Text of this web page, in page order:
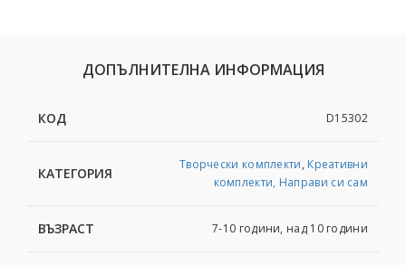
ДОПЪЛНИТЕЛНА ИНФОРМАЦИЯ
КОД D15302
КАТЕГОРИЯ
Творчески комплекти, Креативни
комплекти, Направи си сам
ВЪЗРАСТ 7-10 години, над 10 години